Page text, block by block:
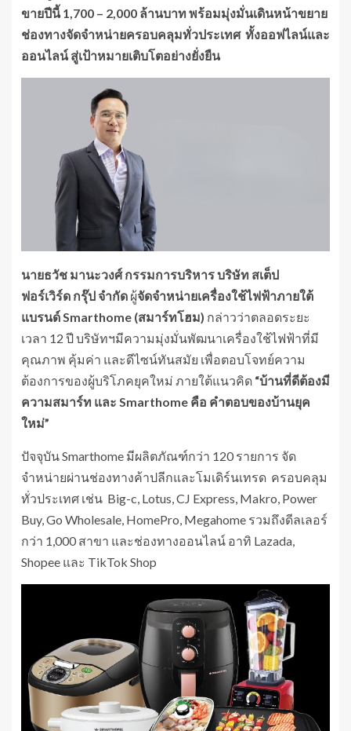
ขายปีนี้ 1,700 – 2,000 ล้านบาท พร้อมมุ่งมั่นเดินหน้าขยาย
ช่องทางจัดจำหน่ายครอบคลุมทั่วประเทศ ทั้งออฟไลน์และ
ออนไลน์ สู่เป้าหมายเติบโตอย่างยั่งยืน
นายธวัช มานะวงศ์ กรรมการบริหาร บริษัท สเต็ป
ฟอร์เวิร์ด กรุ๊ป จำกัด ผู้จัดจำหน่ายเครื่องใช้ไฟฟ้าภายใต้
แบรนด์Smarthome (สมาร์ทโฮม) กล่าวว่าตลอดระยะ
เวลา 12 ปี บริษัทฯมีความมุ่งมั่นพัฒนาเครื่องใช้ไฟฟ้าที่มี
คุณภาพ คุ้มค่า และดีไซน์ทันสมัย เพื่อตอบโจทย์ความ
ต้องการของผู้บริโภคยุคใหม่ ภายใต้แนวคิด “บ้านที่ดีต้องมี
ความสมาร์ท และ Smarthome คือ คำตอบของบ้านยุค
ใหม่”
ปัจจุบัน Smarthome มีผลิตภัณฑ์กว่า 120 รายการ จัด
จำหน่ายผ่านช่องทางค้าปลีกและโมเดิร์นเทรด ครอบคลุม
ทั่วประเทศ เช่น Big-c, Lotus, CJ Express, Makro, Power
Buy, Go Wholesale, HomePro, Megahome รวมถึงดีลเลอร์
กว่า 1,000 สาขา และช่องทางออนไลน์ อาทิ Lazada,
Shopee และ TikTok Shop